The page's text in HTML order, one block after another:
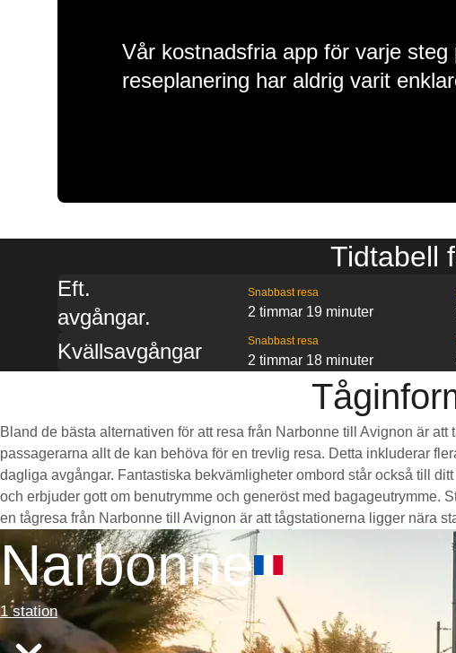
Vår kostnadsfria app för varje steg
reseplanering har aldrig varit
Tidtabell
Eft.
avgångar.
Snabbast resa
2 timmar 19 minuter
Kvällsavgångar Snabbast resa
2 timmar 18 minuter
Bland de bästa alternativen för att resa från Narbonne till Avignon är
passagerarna allt de kan behöva för en trevlig resa. Detta inkluderar
dagliga avgångar. Fantastiska bekvämligheter ombord står också till
och erbjuder gott om benutrymme och generöst med bagageutrymme.
en tågresa från Narbonne till Avignon är att tågstationerna ligger nära
Narbonne
1 station